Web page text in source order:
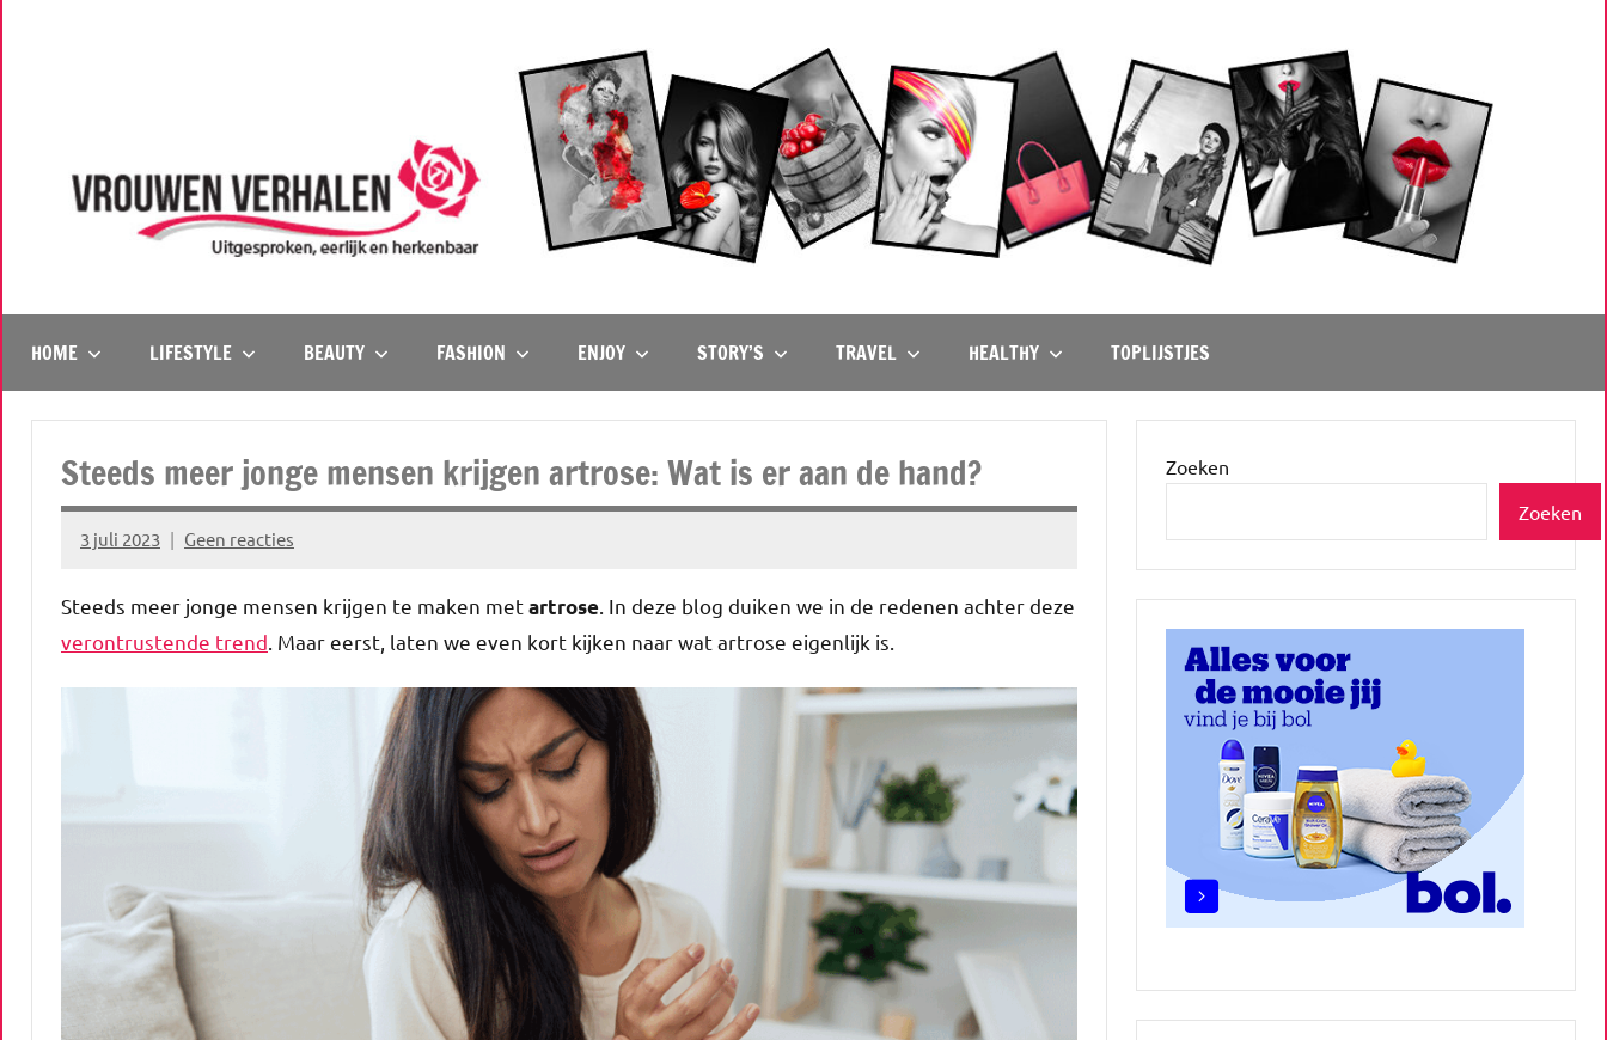
Vrouwenverhalen
eerlijk
en
HOME LIFESTYLE BEAUTY FASHION ENJOY STORY’S TRAVEL HEALTHY TOPLIJSTJES
Steeds meer jonge mensen krijgen artrose: Wat is er aan de hand?
3 juli 2023
Marion
Geen reacties
Steeds meer jonge mensen krijgen te maken metartrose . In deze blog duiken we in de redenen achter deze
verontrustende trend . Maar eerst, laten we even kort kijken naar wat artrose eigenlijk is.
Zoeken
Zoeken